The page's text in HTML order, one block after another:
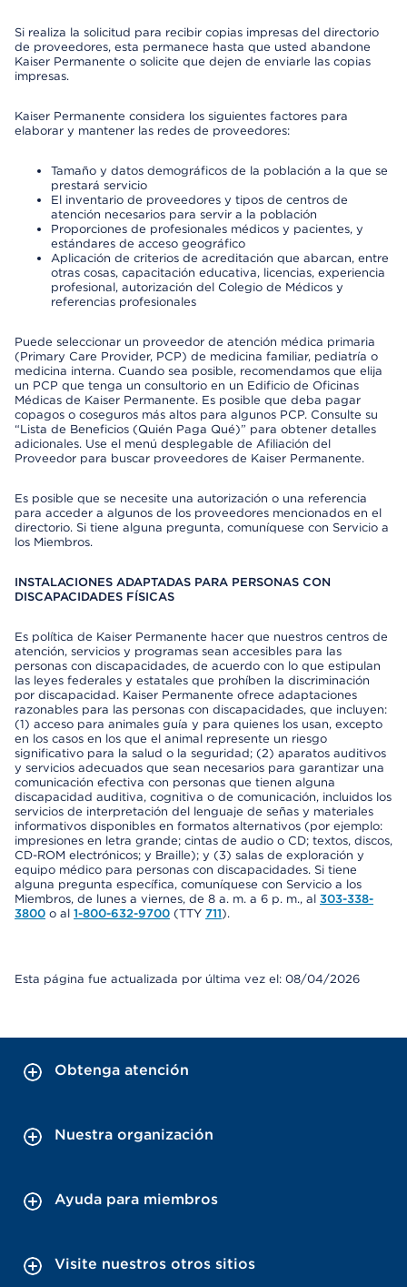
Si realiza la solicitud para recibir copias impresas del directorio
de proveedores, esta permanece hasta que usted abandone
Kaiser Permanente o solicite que dejen de enviarle las copias
impresas.
Kaiser Permanente considera los siguientes factores para
elaborar y mantener las redes de proveedores:
Tamaño y datos demográficos de la población a la que se
prestará servicio
El inventario de proveedores y tipos de centros de
atención necesarios para servir a la población
Proporciones de profesionales médicos y pacientes, y
estándares de acceso geográfico
Aplicación de criterios de acreditación que abarcan, entre
otras cosas, capacitación educativa, licencias, experiencia
profesional, autorización del Colegio de Médicos y
referencias profesionales
Puede seleccionar un proveedor de atención médica primaria
(Primary Care Provider, PCP) de medicina familiar, pediatría o
medicina interna. Cuando sea posible, recomendamos que elija
un PCP que tenga un consultorio en un Edificio de Oficinas
Médicas de Kaiser Permanente. Es posible que deba pagar
copagos o coseguros más altos para algunos PCP. Consulte su
“Lista de Beneficios (Quién Paga Qué)” para obtener detalles
adicionales. Use el menú desplegable de Afiliación del
Proveedor para buscar proveedores de Kaiser Permanente.
Es posible que se necesite una autorización o una referencia
para acceder a algunos de los proveedores mencionados en el
directorio. Si tiene alguna pregunta, comuníquese con Servicio a
los Miembros.
INSTALACIONES ADAPTADAS PARA PERSONAS CON
DISCAPACIDADES FÍSICAS
Es política de Kaiser Permanente hacer que nuestros centros de
atención, servicios y programas sean accesibles para las
personas con discapacidades, de acuerdo con lo que estipulan
las leyes federales y estatales que prohíben la discriminación
por discapacidad. Kaiser Permanente ofrece adaptaciones
razonables para las personas con discapacidades, que incluyen:
(1) acceso para animales guía y para quienes los usan, excepto
en los casos en los que el animal represente un riesgo
significativo para la salud o la seguridad; (2) aparatos auditivos
y servicios adecuados que sean necesarios para garantizar una
comunicación efectiva con personas que tienen alguna
discapacidad auditiva, cognitiva o de comunicación, incluidos los
servicios de interpretación del lenguaje de señas y materiales
informativos disponibles en formatos alternativos (por ejemplo:
impresiones en letra grande; cintas de audio o CD; textos, discos,
CD-ROM electrónicos; y Braille); y (3) salas de exploración y
equipo médico para personas con discapacidades. Si tiene
alguna pregunta específica, comuníquese con Servicio a los
Miembros, de lunes a viernes, de 8 a. m. a 6 p. m., al 303-338-
3800 o al 1-800-632-9700 (TTY 711).
Esta página fue actualizada por última vez el: 08/04/2026
Obtenga atención
Nuestra organización
Ayuda para miembros
Visite nuestros otros sitios